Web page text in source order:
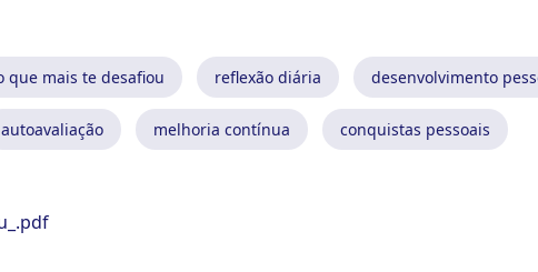
que mais te desafiou reflexão diária desenvolvimento
autoavaliação melhoria contínua conquistas pessoais